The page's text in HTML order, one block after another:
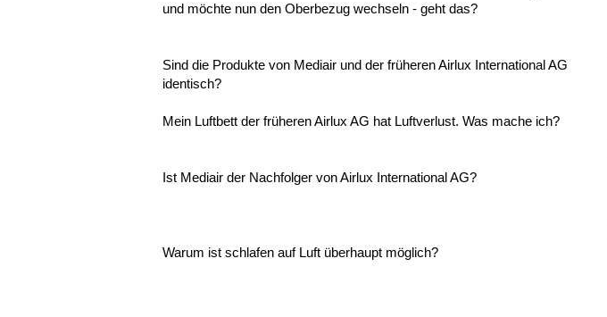
und möchte nun den Oberbezug wechseln - geht das?
Sind die Produkte von Mediair und der früheren Airlux International AG
identisch?
Mein Luftbett der früheren Airlux AG hat Luftverlust. Was mache ich?
Ist Mediair der Nachfolger von Airlux International AG?
Warum ist schlafen auf Luft überhaupt möglich?